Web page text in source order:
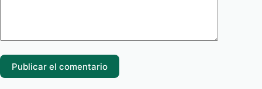
Publicar el comentario